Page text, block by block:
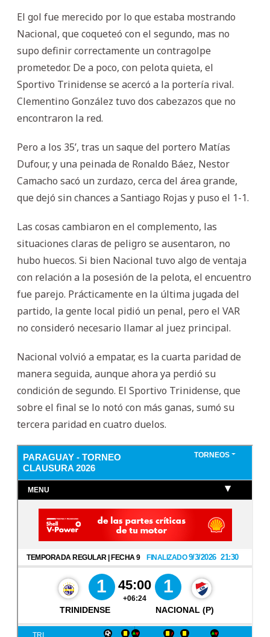
El gol fue merecido por lo que estaba mostrando
Nacional, que coqueteó con el segundo, mas no
supo definir correctamente un contragolpe
prometedor. De a poco, con pelota quieta, el
Sportivo Trinidense se acercó a la portería rival.
Clementino González tuvo dos cabezazos que no
encontraron la red.
Pero a los 35’, tras un saque del portero Matías
Dufour, y una peinada de Ronaldo Báez, Nestor
Camacho sacó un zurdazo, cerca del área grande,
que dejó sin chances a Santiago Rojas y puso el 1-1.
Las cosas cambiaron en el complemento, las
situaciones claras de peligro se ausentaron, no
hubo huecos. Si bien Nacional tuvo algo de ventaja
con relación a la posesión de la pelota, el encuentro
fue parejo. Prácticamente en la última jugada del
partido, la gente local pidió un penal, pero el VAR
no consideró necesario llamar al juez principal.
Nacional volvió a empatar, es la cuarta paridad de
manera seguida, aunque ahora ya perdió su
condición de segundo. El Sportivo Trinidense, que
sobre el final se lo notó con más ganas, sumó su
tercera paridad en cuatro duelos.